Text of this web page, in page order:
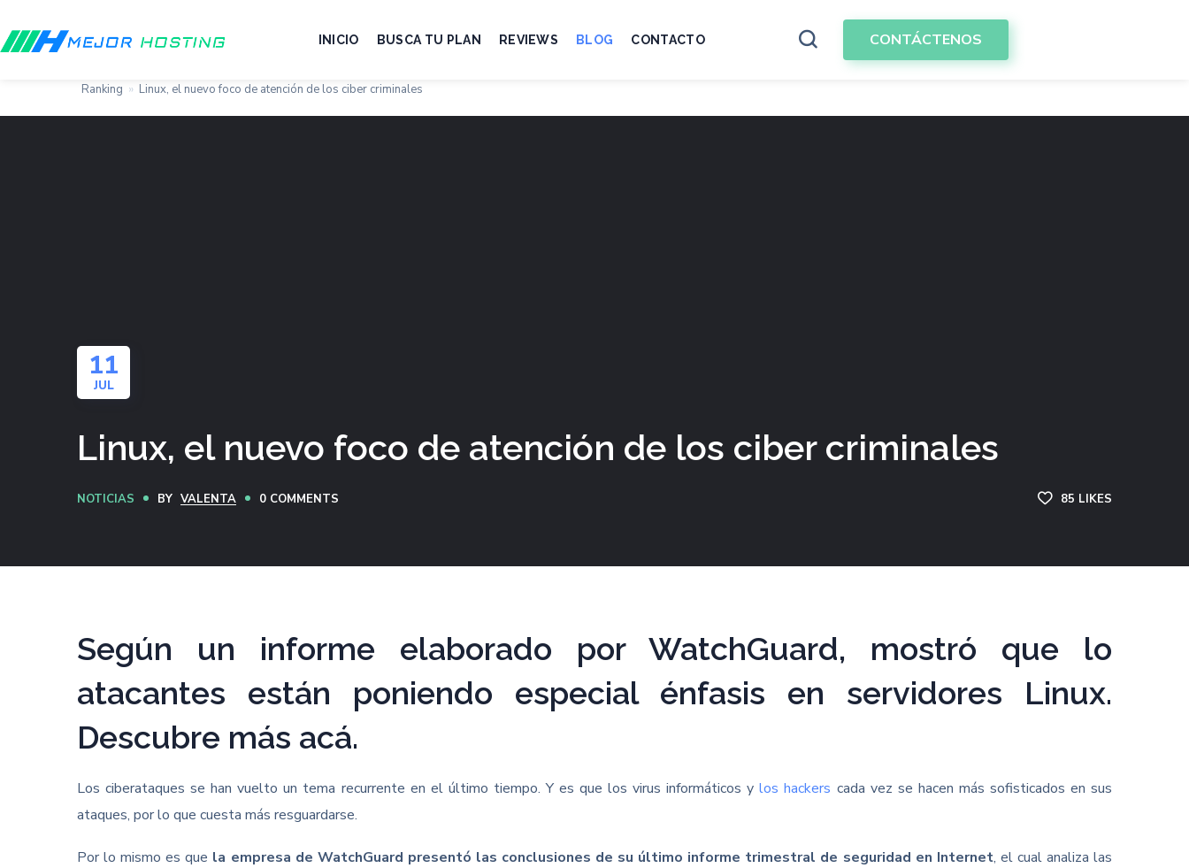
INICIO BUSCA TU PLAN REVIEWS BLOG CONTACTO CONTÁCTENOS
Ranking » Linux, el nuevo foco de atención de los ciber criminales
11
JUL
Linux, el nuevo foco de atención de los ciber criminales
NOTICIAS BY VALENTA 0 COMMENTS 85 LIKES
Según un informe elaborado por WatchGuard, mostró que lo
atacantes están poniendo especial énfasis en servidores Linux.
Descubre más acá.
Los ciberataques se han vuelto un tema recurrente en el último tiempo. Y es que los virus informáticos ylos hackers cada vez se hacen más sofisticados en sus
ataques, por lo que cuesta más resguardarse.
Por lo mismo es que la empresa de WatchGuard presentó las conclusiones de su último informe trimestral de seguridad en Internet, el cual analiza las